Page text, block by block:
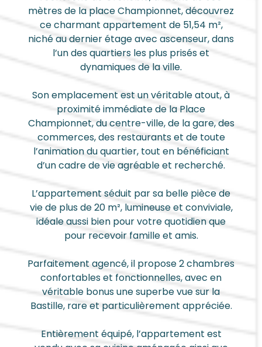
mètres de la place Championnet, découvrez
ce charmant appartement de 51,54 m²,
niché au dernier étage avec ascenseur, dans
l’un des quartiers les plus prisés et
dynamiques de la ville.
Son emplacement est un véritable atout, à
proximité immédiate de la Place
Championnet, du centre-ville, de la gare, des
commerces, des restaurants et de toute
l’animation du quartier, tout en bénéficiant
d’un cadre de vie agréable et recherché.
L’appartement séduit par sa belle pièce de
vie de plus de 20 m², lumineuse et conviviale,
idéale aussi bien pour votre quotidien que
pour recevoir famille et amis.
Parfaitement agencé, il propose 2 chambres
confortables et fonctionnelles, avec en
véritable bonus une superbe vue sur la
Bastille, rare et particulièrement appréciée.
Entièrement équipé, l’appartement est